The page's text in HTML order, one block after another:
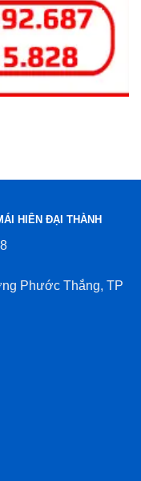
HIÊN ĐẠI THÀNH
Phước Thắng, TP